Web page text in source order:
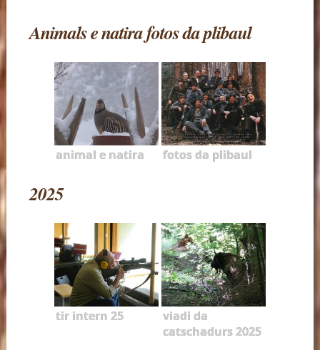
Animals e natira fotos da plibaul
animal e natira fotos da plibaul
2025
tir intern 25
viadi da
catschadurs 2025